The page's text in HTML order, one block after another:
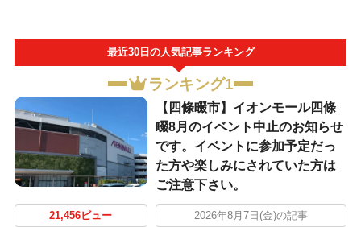
最近30日の人気記事ランキング
ランキング1
【四條畷市】イオンモール四條
畷8月のイベント中止のお知らせ
です。イベントに参加予定だっ
た方や楽しみにされていた方は
ご注意下さい。
21,456ビュー 2026年8月7日(金)の記事